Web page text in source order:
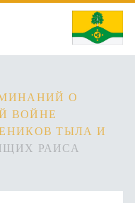
О
ВОЙНЕ
ТЫЛА И
РАИСА